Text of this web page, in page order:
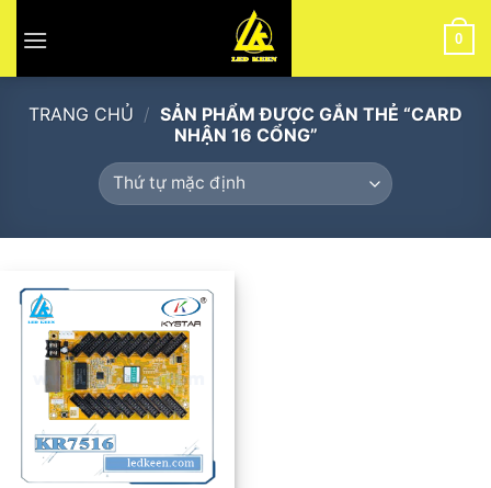
0
TRANG CHỦ / SẢN PHẨM ĐƯỢC GẮN THẺ “CARD
NHẬN 16 CỔNG”